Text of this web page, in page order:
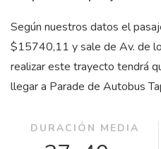
Según nuestros datos el
$15740,11 y sale de Av. de
realizar este trayecto tendrá
llegar a Parade de Autobus
DURACIÓN MEDIA